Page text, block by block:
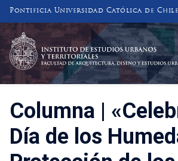
Pontificia Universidad Católica de Chile
INSTITUTO DE ESTUDIOS
Y TERRITORIALES
FACULTAD DE ARQUITECTURA, DISEÑO
Columna |
Día de los